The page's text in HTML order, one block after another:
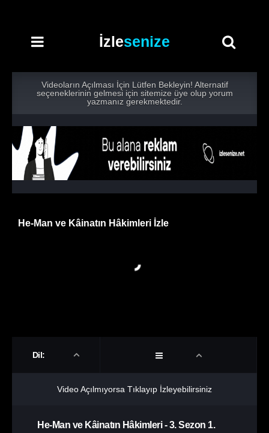
İzlesenize
Videoların Açılması İçin Lütfen Bekleyin! Alternatif
seçeneklerinin gelmesi için sitemize üye olup yorum
yazmanız gerekmektedir.
He-Man ve Kâinatın Hâkimleri İzle
Dil:
Video Açılmıyorsa Tıklayıp İzleyebilirsiniz
He-Man ve Kâinatın Hâkimleri-3. Sezon 1.